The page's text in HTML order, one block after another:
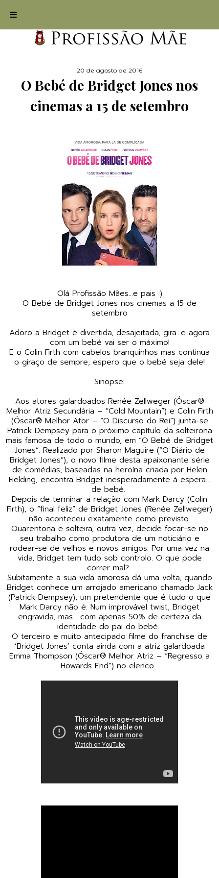
20 de agosto de 2016
O Bebé de Bridget Jones nos
cinemas a 15 de setembro
Olá Profissão Mães...e pais :)
O Bebé de Bridget Jones nos cinemas a 15 de
setembro
Adoro a Bridget é divertida, desajeitada, gira...e agora
com um bebé vai ser o máximo!
E o Colin Firth com cabelos branquinhos mas continua
o giraço de sempre, espero que o bebé seja dele!
Sinopse:
Aos atores galardoados Renée Zellweger (Óscar®
Melhor Atriz Secundária – ”Cold Mountain”) e Colin Firth
(Óscar® Melhor Ator – “O Discurso do Rei”) junta-se
Patrick Dempsey para o próximo capítulo da solteirona
mais famosa de todo o mundo, em “O Bebé de Bridget
Jones”. Realizado por Sharon Maguire (“O Diário de
Bridget Jones”), o novo filme desta apaixonante série
de comédias, baseadas na heroína criada por Helen
Fielding, encontra Bridget inesperadamente à espera…
de bebé.
Depois de terminar a relação com Mark Darcy (Colin
Firth), o “final feliz” de Bridget Jones (Renée Zellweger)
não aconteceu exatamente como previsto.
Quarentona e solteira, outra vez, decide focar-se no
seu trabalho como produtora de um noticiário e
rodear-se de velhos e novos amigos. Por uma vez na
vida, Bridget tem tudo sob controlo. O que pode
correr mal?
Subitamente a sua vida amorosa dá uma volta, quando
Bridget conhece um arrojado americano chamado Jack
(Patrick Dempsey), um pretendente que é tudo o que
Mark Darcy não é. Num improvável twist, Bridget
engravida, mas… com apenas 50% de certeza da
identidade do pai do bebé.
O terceiro e muito antecipado filme do franchise de
‘Bridget Jones’ conta ainda com a atriz galardoada
Emma Thompson (Óscar® Melhor Atriz – “Regresso a
Howards End”) no elenco.